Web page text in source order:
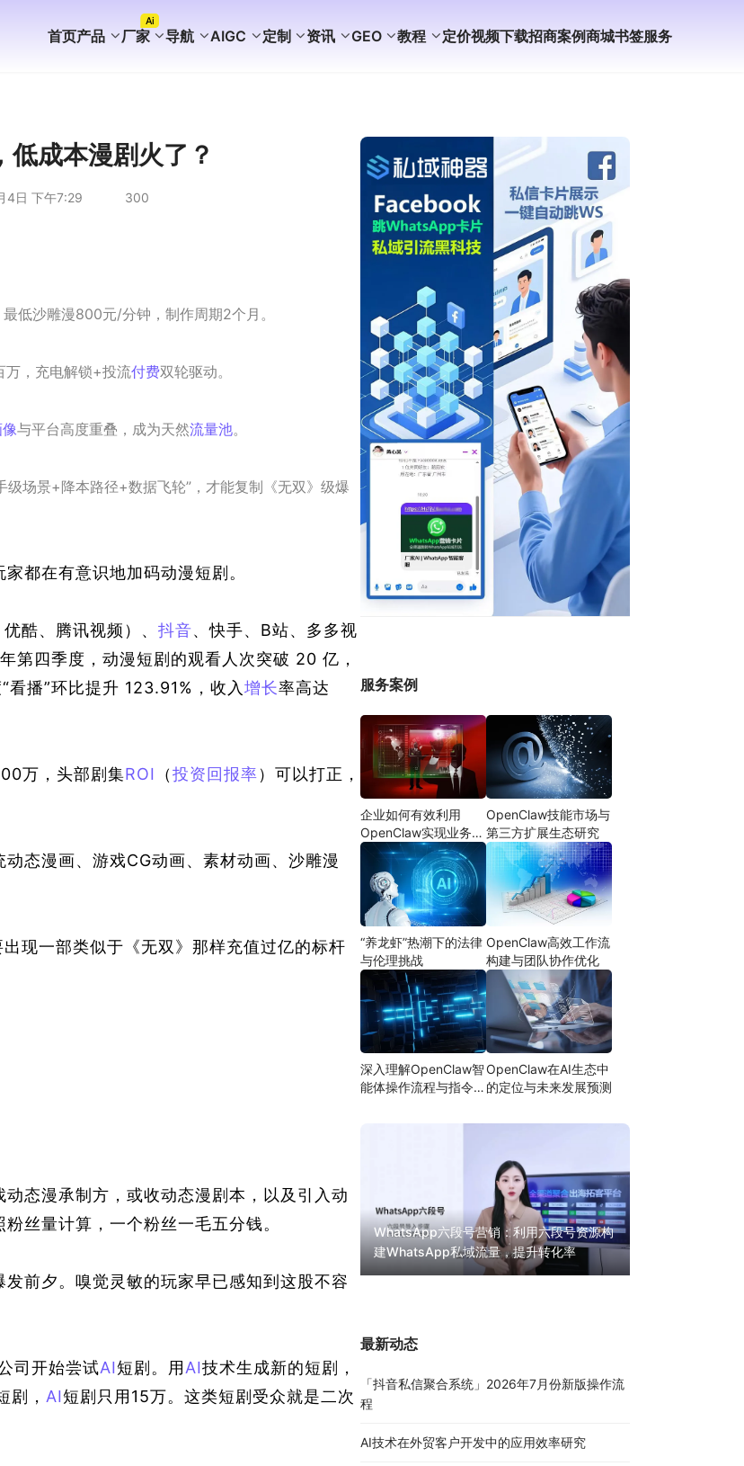
首页产品 厂家
Ai
导航 AIGC 定制 资讯 GEO 教程 定价视频下载招商案例商城书签服务
成本漫剧火了？
4日 下午7:29 300
低沙雕漫800元/分钟，制作周期2个月。
万，充电解锁+投流付费双轮驱动。
与平台高度重叠，成为天然流量池。
场景+降本路径+数据飞轮”，才能复制《无双》级爆
都在有意识地加码动漫短剧。
酷、腾讯视频） 、 抖音、快手、B站、多多视
第四季度，动漫短剧的观看人次突破 20 亿，
“看播”环比提升 123.91%，收入 增长率高达
万，头部剧集ROI （投资回报率） 可以打正，
动态漫画、游戏CG动画、素材动画、沙雕漫
出现一部类似于《无双》那样充值过亿的标杆
态漫承制方，或收动态漫剧本，以及引入动
丝量计算，一个粉丝一毛五分钱。
发前夕。嗅觉灵敏的玩家早已感知到这股不容
司开始尝试AI短剧。用AI技术生成新的短剧，
剧， AI短剧只用15万。这类短剧受众就是二次
服务案例
企业如何有效利用
OpenClaw实现业务自
动化
OpenClaw技能市场与
第三方扩展生态研究
“养龙虾”热潮下的法律
与伦理挑战
OpenClaw高效工作流
构建与团队协作优化
深入理解OpenClaw智
能体操作流程与指令设
OpenClaw在AI生态中
的定位与未来发展预测
WhatsApp六段号营销：利用六段号资源构
建WhatsApp私域流量，提升转化率
最新动态
「抖音私信聚合系统」2026年7月份新版操作流
程
AI技术在外贸客户开发中的应用效率研究